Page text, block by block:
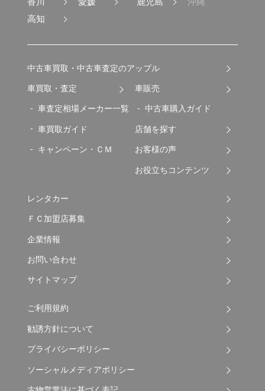
高知
中古車買取・中古車査定のアップル
車買取・査定
車査定相場メーカー一覧
車買取ガイド
キャンペーン・ＣＭ
車販売
中古車購入ガイド
店舗を探す
お客様の声
お役立ちコンテンツ
レンタカー
ＦＣ加盟店募集
企業情報
お問い合わせ
サイトマップ
ご利用規約
勧誘方針について
プライバシーポリシー
ソーシャルメディアポリシー